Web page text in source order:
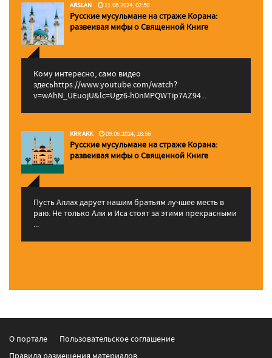
ARSLAN 11.06.2024, 02:50
Русские мусульмане на страже Корана:
pазвеивая мифы о Священной Книге
Кому интересно, само видео
здесьhttps://www.youtube.com/watch?
v=wAhN_UEuojU&lc=Ugz6-h0nMPQWTip7AZ94...
KRR AKK 09.06.2024, 18:56
Русские мусульмане на страже Корана:
pазвеивая мифы о Священной Книге
Пусть Аллах дарует нашим братьям лучшее месть в
раю. Не только Али и Иса стоят за этими прекрасными
...
О портале
Пользовательское соглашение